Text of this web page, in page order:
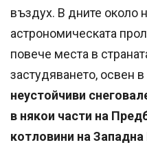
въздух. В дните около
астрономическата
повече места в
застудяването, освен
неустойчиви
в някои части на
котловини на Западна